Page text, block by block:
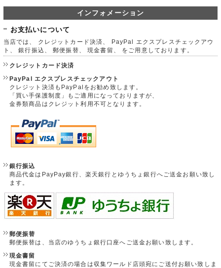
インフォメーション
お支払いについて
当店では、 クレジットカード決済、 PayPal エクスプレスチェックアウ
ト、 銀行振込、 郵便振替、 現金書留、 をご用意しております。
クレジットカード決済
PayPal エクスプレスチェックアウト
クレジット決済もPayPalをお勧め致します。
「買い手保護制度」もご適用になっておりますが、
金券類商品はクレジット利用不可となります。
銀行振込
商品代金はPayPay銀行、楽天銀行とゆうちょ銀行へご送金お願い致し
ます。
郵便振替
郵便振替は、当店のゆうちょ銀行口座へご送金お願い致します。
現金書留
現金書留にてご決済の場合は収集ワールド店頭宛にご送付お願い致しま